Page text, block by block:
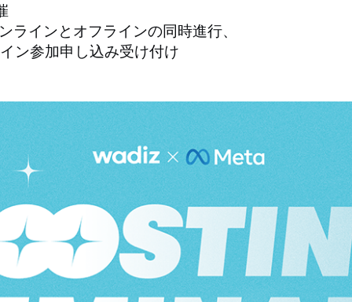
ラインとオフラインの同時進行、
ン参加申し込み受け付け